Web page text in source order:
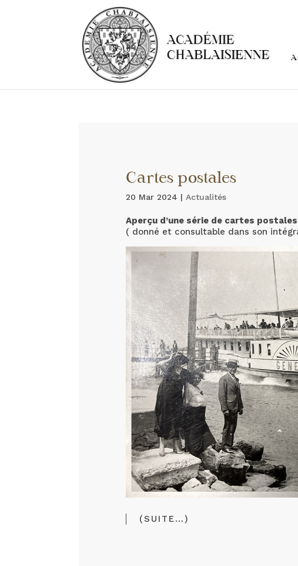
Cartes postales
20 Mar 2024 | Actualités
Aperçu d’une série de cartes
( donné et consultable dans son
(SUITE…)